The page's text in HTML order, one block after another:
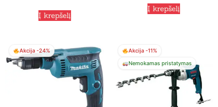
Į krepšelį
Į krepšelį
Akcija -24%
Akcija -11%
Nemokamas pristatymas